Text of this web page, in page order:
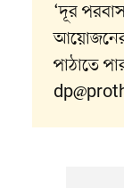
‘দূর
আয়োজনের
পাঠাতে